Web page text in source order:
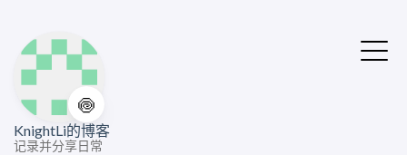
🍥
KnightLi的博客
记录并分享日常